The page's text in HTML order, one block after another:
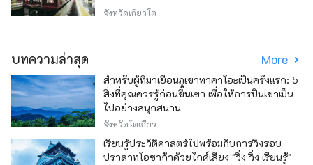
จังหวัดเกียวโต
บทความล่าสุด More
สำหรับผู้ที่มาเยือนภูเขาทาคาโอะเป็นครั้งแรก: 5
สิ่งที่คุณควรรู้ก่อนขึ้นเขา เพื่อให้การปีนเขาเป็น
ไปอย่างสนุกสนาน
จังหวัดโตเกียว
เรียนรู้ประวัติศาสตร์ไปพร้อมกับการวิ่งรอบ
ปราสาทโอซาก้าด้วยไกด์เสียง "วิ่ง วิ่ง เรียนรู้"